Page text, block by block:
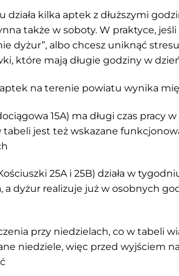
działa kilka aptek z dłuższymi
także w soboty. W praktyce,
dyżur”, albo chcesz uniknąć
które mają długie godziny w
na terenie powiatu wynika
15A) ma długi czas pracy
tabeli jest też wskazane
25A i 25B) działa w
a dyżur realizuje już w osobnych
przy niedzielach, co w tabeli
niedziele, więc przed wyjściem